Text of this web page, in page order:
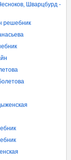
Шварцбурд -
решебник